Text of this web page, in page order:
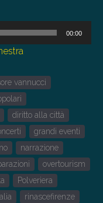
00:00
vannucci
diritto alla città
grandi eventi
narrazione
overtourism
Polveriera
rinascefirenze